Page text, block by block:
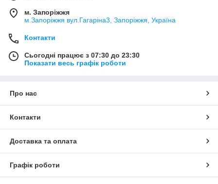
м. Запоріжжя
м.Запоріжжя вул.Гагаріна3, Запоріжжя, Україна
Контакти
Сьогодні працює з 07:30 до 23:30
Показати весь графік роботи
Про нас
Контакти
Доставка та оплата
Графік роботи